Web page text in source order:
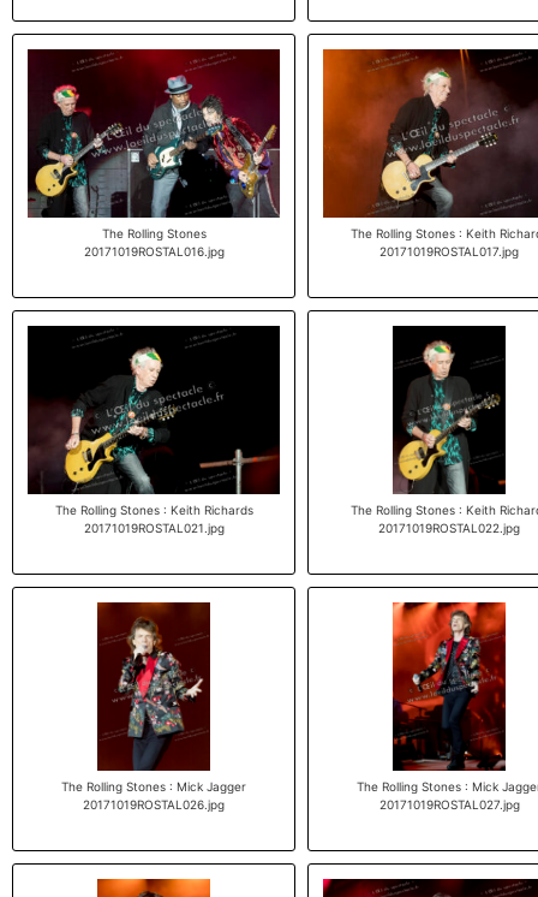
The Rolling Stones
20171019ROSTAL016.jpg
The Rolling Stones : Keith
20171019ROSTAL017.jpg
The Rolling Stones : Keith Richards
20171019ROSTAL021.jpg
The Rolling Stones : Keith
20171019ROSTAL022.jpg
The Rolling Stones : Mick Jagger
20171019ROSTAL026.jpg
The Rolling Stones : Mick
20171019ROSTAL027.jpg